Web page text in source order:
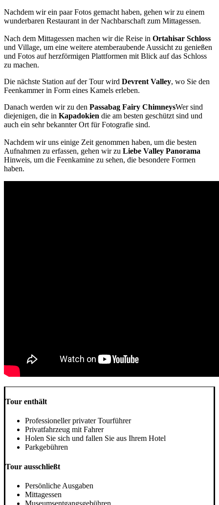
Nachdem wir ein paar Fotos gemacht haben, gehen wir zu einem
wunderbaren Restaurant in der Nachbarschaft zum Mittagessen.
Nach dem Mittagessen machen wir die Reise in Ortahisar Schloss
und Village, um eine weitere atemberaubende Aussicht zu genießen
und Fotos auf herzförmigen Plattformen mit Blick auf das Schloss
zu machen.
Die nächste Station auf der Tour wird Devrent Valley, wo Sie den
Feenkammer in Form eines Kamels erleben.
Danach werden wir zu den Passabag Fairy ChimneysWer sind
diejenigen, die in Kapadokien die am besten geschützt sind und
auch ein sehr bekannter Ort für Fotografie sind.
Nachdem wir uns einige Zeit genommen haben, um die besten
Aufnahmen zu erfassen, gehen wir zu Liebe Valley Panorama
Hinweis, um die Feenkamine zu sehen, die besondere Formen
haben.
Tour enthält
Professioneller privater Tourführer
Privatfahrzeug mit Fahrer
Holen Sie sich und fallen Sie aus Ihrem Hotel
Parkgebühren
Tour ausschließt
Persönliche Ausgaben
Mittagessen
Museumsentgangsgebühren